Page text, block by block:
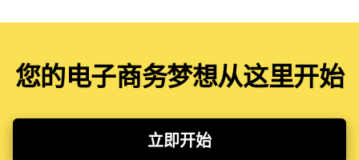
您的电子商务梦想从这里开始
立即开始